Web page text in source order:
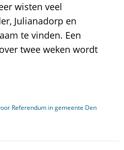
wisten veel
Julianadorp en
te vinden. Een
twee weken wordt
Referendum in gemeente Den